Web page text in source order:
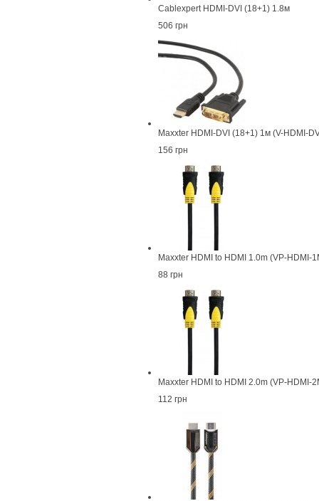
Cablexpert HDMI-DVI (18+1) 1.8м
506 грн
Maxxter HDMI-DVI (18+1) 1м (V-HDMI-
156 грн
Maxxter HDMI to HDMI 1.0m (VP-HDMI-
88 грн
Maxxter HDMI to HDMI 2.0m (VP-HDMI-
112 грн